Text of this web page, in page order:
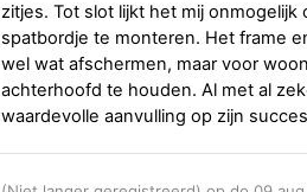
zitjes. Tot slot lijkt het mij
spatbordje te monteren. Het frame
wel wat afschermen, maar voor
achterhoofd te houden. Al met al
waardevolle aanvulling op zijn